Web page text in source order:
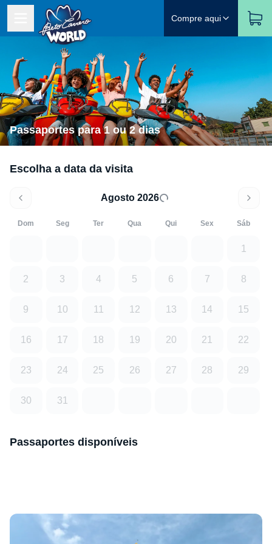
Compre aqui
Passaportes para 1 ou 2 dias
Escolha a data da visita
Agosto 2026
Dom Seg Ter Qua Qui Sex Sáb
1
2 3 4 5 6 7 8
9 10 11 12 13 14 15
16 17 18 19 20 21 22
23 24 25 26 27 28 29
30 31
Passaportes disponíveis